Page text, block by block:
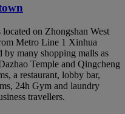
on Zhongshan West
Metro Line 1 Xinhua
by many shopping malls as
Temple and Qingcheng
a restaurant, lobby bar,
24h Gym and laundry
travellers.